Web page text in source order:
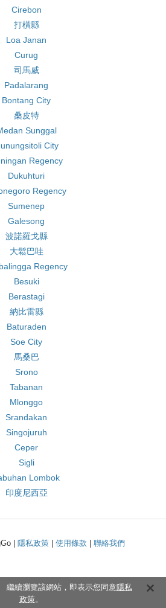
Cirebon
打橫縣
Loa Janan
Curug
司馬威
Padalarang
Bontang City
桑皮特
Sunggal
City
Regency
Dukuhturi
Regency
Sumenep
Galesong
波諾羅戈縣
大鬆巴哇
Regency
Besuki
Berastagi
納比雷縣
Baturaden
Soe City
馬桑巴
Srono
Tabanan
Mlonggo
Srandakan
Singojuruh
Ceper
Sigli
Lombok
印度尼西亞
| 隱私政策| 使用條款 聯絡我們
繼續瀏覽該網站，即表示您同意隱私
政策。